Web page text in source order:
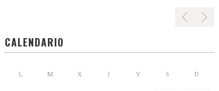
CALENDARIO
L M X J V S D